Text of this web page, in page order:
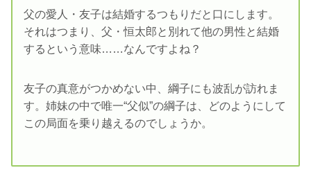
父の愛人・友子は結婚するつもりだと口にします。
それはつまり、父・恒太郎と別れて他の男性と結婚
するという意味……なんですよね？
友子の真意がつかめない中、綱子にも波乱が訪れま
す。姉妹の中で唯一“父似”の綱子は、どのようにして
この局面を乗り越えるのでしょうか。